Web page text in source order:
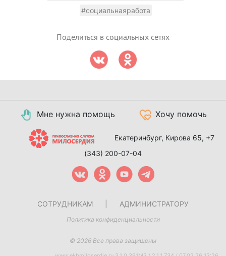
#социальнаяработа
Поделиться в социальных сетях
Мне нужна помощь Хочу помочь
Екатеринбург, Кирова 65, +7
(343) 200-07-04
СОТРУДНИКАМ АДМИНИСТРАТОРУ
Политика конфиденциальности
© 2026 Все права защищены